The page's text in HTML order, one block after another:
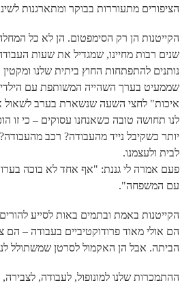
הציפורים מתעוררות בבוקר ומתארגנות
הקייטנות הן רק הסימפטום. הן לא כל
שנים רבות מחיינו, שמגדיל את שעות
נותנים להתפתחות החוץ ביתית שלנו
שממעיט בערך השהייה המשותפת עם
איכות" לחצי השעה שנשארת בערב לשאול
לנו תחושה טובה כשאנחנו עסוקים – כי זו
יותר כשקיבל נייד מהעבודה? רכב
לבית ולעצמנו.
פעם אמרה לי גננת: "אף אחד לא בוכה
עם המשפחה".
הקייטנות באמת ובתמים באות לסייע
הם אולי מאוד פרודוקטיביים בעבודה –
הביתה. אבל הן האקמול לסרטן שמשתולל
ההתמכרות שלנו למונופול, לעבודה,